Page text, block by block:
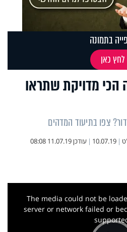
הכי מדויקת שתראו
צפו בתיעוד המדהים
|
10.07.19
| עודכן11.07.19 08:08
בתמונה
לחץ כאן
The media could not be
server or network failed or